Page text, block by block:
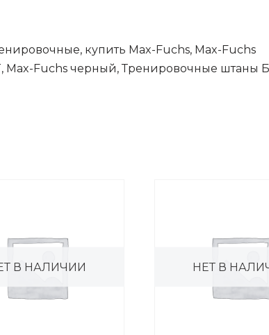
купить Max-Fuchs, Max-Fuchs
Max-Fuchs черный, Тренировочные штаны
В НАЛИЧИИ НЕТ В